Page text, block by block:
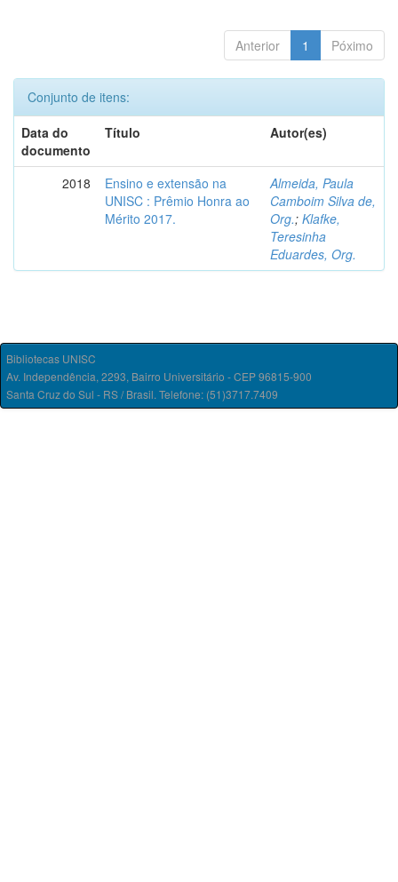
Anterior 1 Póximo
Conjunto de itens:
Data do
documento
Título Autor(es)
2018
Ensino e extensão na
UNISC : Prêmio Honra ao
Mérito 2017.
Almeida, Paula
Camboim Silva de,
Org.; Klafke,
Teresinha
Eduardes, Org.
Bibliotecas UNISC
Av. Independência, 2293, Bairro Universitário - CEP 96815-900
Santa Cruz do Sul - RS / Brasil. Telefone: (51)3717.7409